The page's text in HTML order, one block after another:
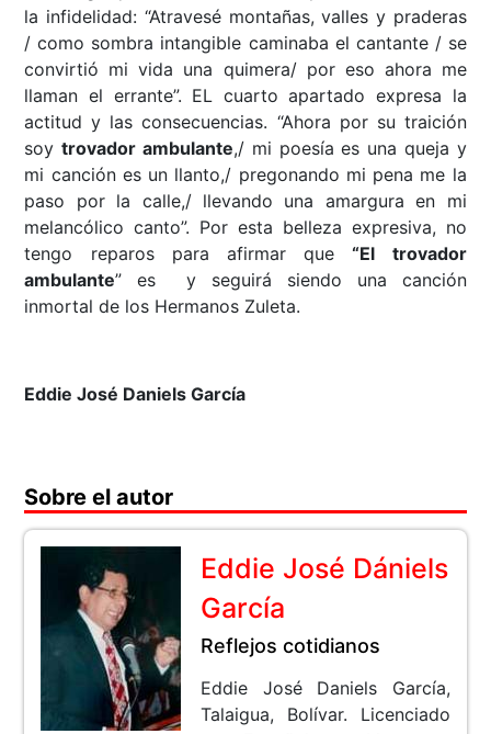
la infidelidad: “Atravesé montañas, valles y praderas
/ como sombra intangible caminaba el cantante / se
convirtió mi vida una quimera/ por eso ahora me
llaman el errante”. EL cuarto apartado expresa la
actitud y las consecuencias. “Ahora por su traición
soytrovador ambulante,/ mi poesía es una queja y
mi canción es un llanto,/ pregonando mi pena me la
paso por la calle,/ llevando una amargura en mi
melancólico canto”. Por esta belleza expresiva, no
tengo reparos para afirmar que“El trovador
ambulante” es y seguirá siendo una canción
inmortal de los Hermanos Zuleta.
Eddie José Daniels García
Sobre el autor
Eddie José Dániels
García
Reflejos cotidianos
Eddie José Daniels García,
Talaigua, Bolívar. Licenciado